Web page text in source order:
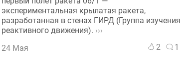
экспериментальная крылатая ракета,
разработанная в стенах ГИРД (Группа изучения
реактивного движения). ›››
24 Мая
2 1